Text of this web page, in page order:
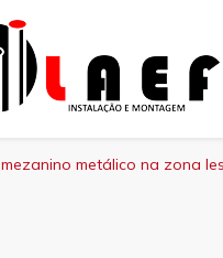
mezanino metálico na zona